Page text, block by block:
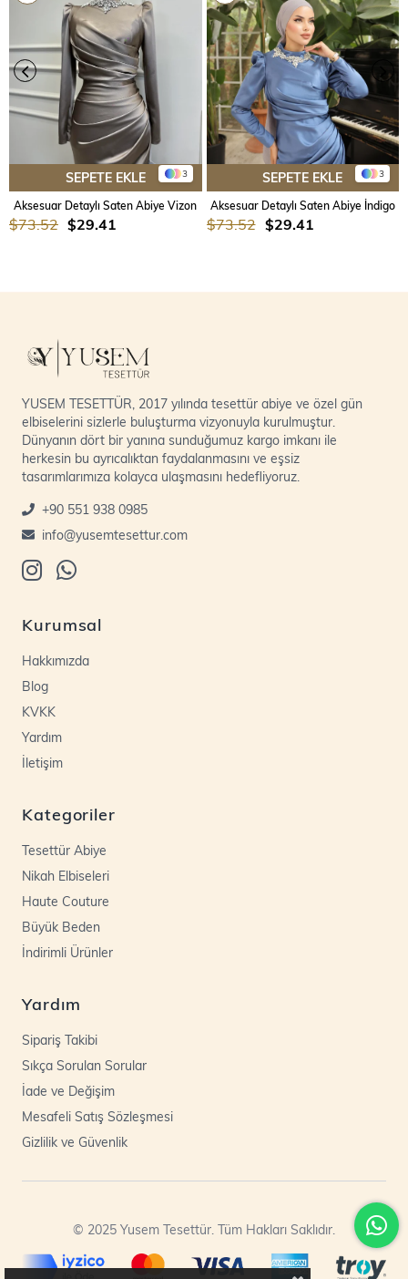
3
SEPETE EKLE
Aksesuar Detaylı Saten Abiye Vizon
$29.41
$73.52
3
SEPETE EKLE
Aksesuar Detaylı Saten Abiye İndigo
$29.41
$73.52
YUSEM TESETTÜR, 2017 yılında tesettür abiye ve özel gün
elbiselerini sizlerle buluşturma vizyonuyla kurulmuştur.
Dünyanın dört bir yanına sunduğumuz kargo imkanı ile
herkesin bu ayrıcalıktan faydalanmasını ve eşsiz
tasarımlarımıza kolayca ulaşmasını hedefliyoruz.
+90 551 938 0985
info@yusemtesettur.com
Kurumsal
Hakkımızda
Blog
KVKK
Yardım
İletişim
Kategoriler
Tesettür Abiye
Nikah Elbiseleri
Haute Couture
Büyük Beden
İndirimli Ürünler
Yardım
Sipariş Takibi
Sıkça Sorulan Sorular
İade ve Değişim
Mesafeli Satış Sözleşmesi
Gizlilik ve Güvenlik
© 2025 Yusem Tesettür. Tüm Hakları Saklıdır.